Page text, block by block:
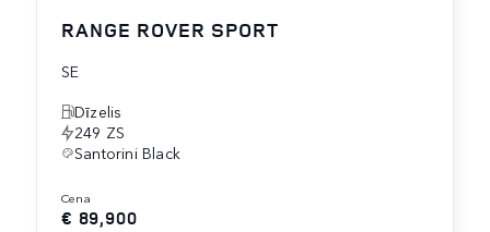
RANGE ROVER SPORT
SE
Dīzelis
249 ZS
Santorini Black
cena
€ 89,900